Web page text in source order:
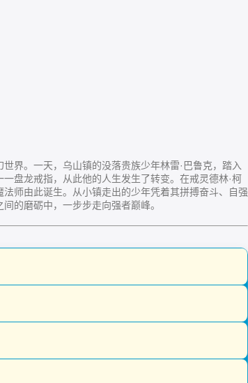
一天，乌山镇的没落贵族少年林雷·巴鲁克，踏入
盘龙戒指，从此他的人生发生了转变。在戒灵德林·柯
师由此诞生。从小镇走出的少年凭着其拼搏奋斗、自强
的磨砺中，一步步走向强者巅峰。